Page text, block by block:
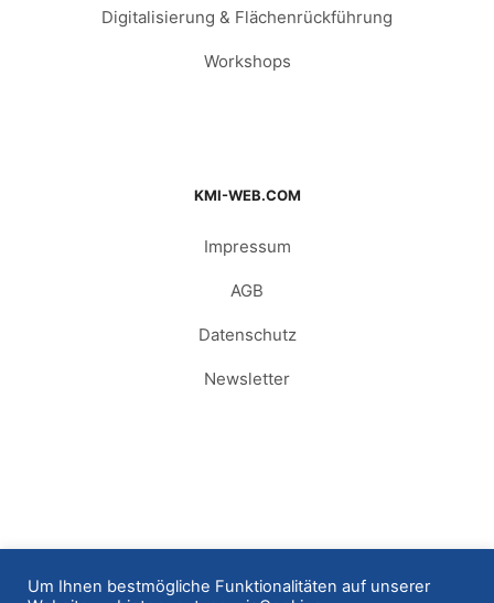
Digitalisierung & Flächenrückführung
Workshops
KMI-WEB.COM
Impressum
AGB
Datenschutz
Newsletter
Um Ihnen bestmögliche Funktionalitäten auf unserer